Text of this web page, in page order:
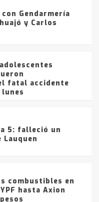
Gendarmería
y Carlos
fatal accidente
lunes
5: falleció un
Lauquen
combustibles en
hasta Axion